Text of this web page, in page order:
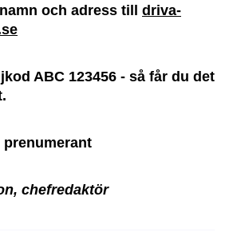
och adress till driva-
ABC 123456 - så får du det
chefredaktör